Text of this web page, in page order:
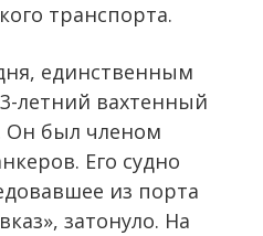
транспорта.
единственным
летний вахтенный
Он был членом
Его судно
из порта
затонуло. На